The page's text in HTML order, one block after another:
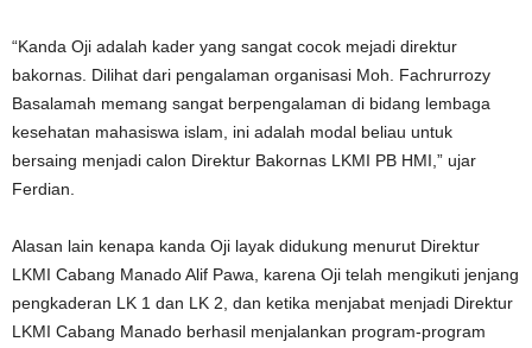
“Kanda Oji adalah kader yang sangat cocok mejadi direktur
bakornas. Dilihat dari pengalaman organisasi Moh. Fachrurrozy
Basalamah memang sangat berpengalaman di bidang lembaga
kesehatan mahasiswa islam, ini adalah modal beliau untuk
bersaing menjadi calon Direktur Bakornas LKMI PB HMI,” ujar
Ferdian.
Alasan lain kenapa kanda Oji layak didukung menurut Direktur
LKMI Cabang Manado Alif Pawa, karena Oji telah mengikuti jenjang
pengkaderan LK 1 dan LK 2, dan ketika menjabat menjadi Direktur
LKMI Cabang Manado berhasil menjalankan program-program